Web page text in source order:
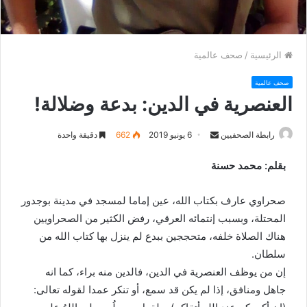
الرئيسية / صحف عالمية
صحف عالمية
العنصرية في الدين: بدعة وضلالة!
رابطة الصحفيين
a
n
i
6 يونيو 2019 662 دقيقة واحدة
بقلم: محمد حسنة
صحراوي عارف بكتاب الله، عين إماما لمسجد في مدينة بوجدور
المحتلة، وبسبب إنتمائه العرقي، رفض الكثير من الصحراويين
هناك الصلاة خلفه، متحججين ببدع لم ينزل بها كتاب الله من
سلطان.
إن من يوظف العنصرية في الدين، فالدين منه براء، كما انه
جاهل ومنافق، إذا لم يكن قد سمع، أو تنكر عمدا لقوله تعالى: